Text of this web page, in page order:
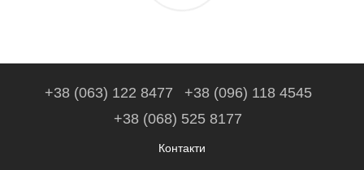
+38 (063) 122 8477
+38 (096) 118 4545
+38 (068) 525 8177
Контакти